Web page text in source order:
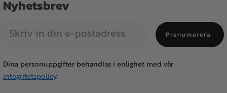
Nyhetsbrev
Prenumerera
Dina personuppgifter behandlas i enlighet med vår
integritetspolicy.